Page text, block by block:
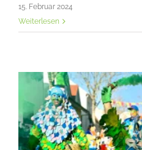
15. Februar 2024
Weiterlesen